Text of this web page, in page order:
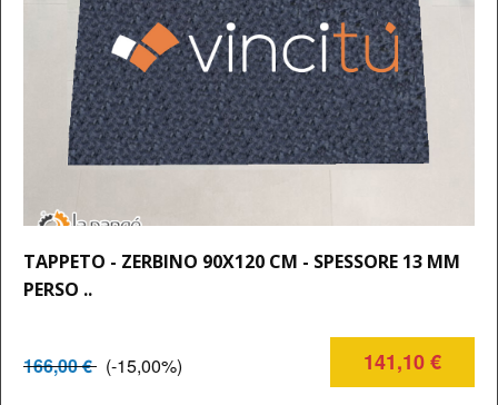
TAPPETO - ZERBINO 90X120 CM - SPESSORE 13 MM
PERSO ..
166,00 € (-15,00%) 141,10 €